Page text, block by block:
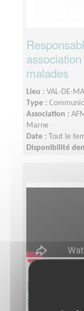
malades
Lieu : VAL-DE-
Type :
Association :
Marne
Date :
Tout le
Disponibilité
Equipier
pour le